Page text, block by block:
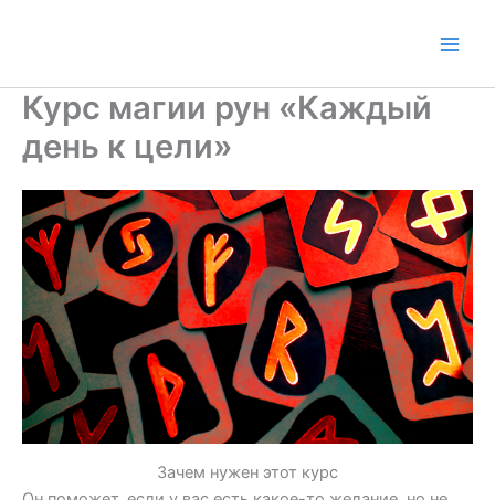
Курс магии рун «Каждый
день к цели»
Зачем нужен этот курс